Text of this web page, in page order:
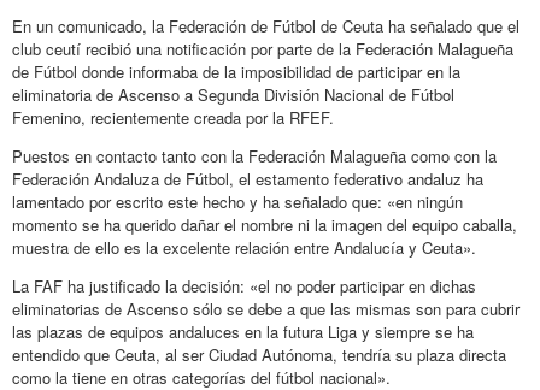
En un comunicado, la Federación de Fútbol de Ceuta ha señalado que el
club ceutí recibió una notificación por parte de la Federación Malagueña
de Fútbol donde informaba de la imposibilidad de participar en la
eliminatoria de Ascenso a Segunda División Nacional de Fútbol
Femenino, recientemente creada por la RFEF.
Puestos en contacto tanto con la Federación Malagueña como con la
Federación Andaluza de Fútbol, el estamento federativo andaluz ha
lamentado por escrito este hecho y ha señalado que: «en ningún
momento se ha querido dañar el nombre ni la imagen del equipo caballa,
muestra de ello es la excelente relación entre Andalucía y Ceuta».
La FAF ha justificado la decisión: «el no poder participar en dichas
eliminatorias de Ascenso sólo se debe a que las mismas son para cubrir
las plazas de equipos andaluces en la futura Liga y siempre se ha
entendido que Ceuta, al ser Ciudad Autónoma, tendría su plaza directa
como la tiene en otras categorías del fútbol nacional».